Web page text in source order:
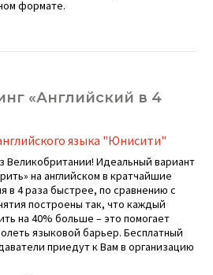
формате.
«Английский в 4
языка "Юнисити"
Идеальный вариант
на английском в кратчайшие
в 4 раза быстрее, по сравнению с
построены так, что каждый
на 40% больше – это помогает
языковой барьер. Бесплатный
приедут к Вам в организацию